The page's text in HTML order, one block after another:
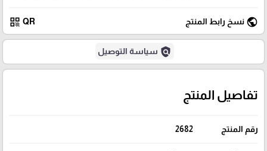
public نسخ رابط المنتج QR
qr_code
policy سياسة التوصيل
تفاصيل المنتج
رقم المنتج 2682